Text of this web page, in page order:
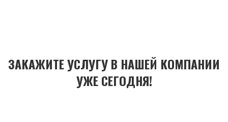
ЗАКАЖИТЕ УСЛУГУ В НАШЕЙ КОМПАНИИ
УЖЕ СЕГОДНЯ!